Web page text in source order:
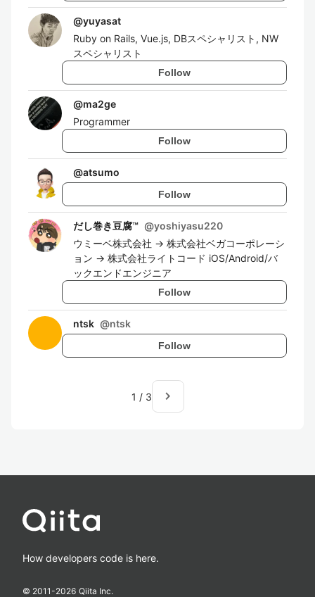
@yuyasat
Ruby on Rails, Vue.js, DBスペシャリスト, NW
スペシャリスト
Follow
@ma2ge
Programmer
Follow
@atsumo
Follow
だし巻き豆腐™️ @yoshiyasu220
ウミーベ株式会社 -> 株式会社ベガコーポレーシ
ョン -> 株式会社ライトコード iOS/Android/バ
ックエンドエンジニア
Follow
ntsk @ntsk
Follow
1 / 3 navigate_next
How developers code is here.
© 2011-2026 Qiita Inc.